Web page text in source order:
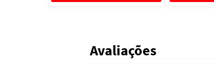
Avaliações